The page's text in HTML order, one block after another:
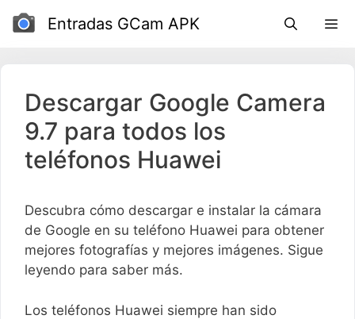
Entradas GCam APK
Descargar Google Camera
9.7 para todos los
teléfonos Huawei
Descubra cómo descargar e instalar la cámara
de Google en su teléfono Huawei para obtener
mejores fotografías y mejores imágenes. Sigue
leyendo para saber más.
Los teléfonos Huawei siempre han sido